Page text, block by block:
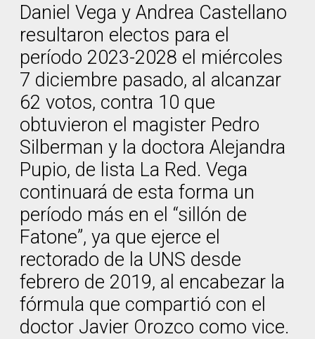
Daniel Vega y Andrea Castellano
resultaron electos para el
período 2023-2028 el miércoles
7 diciembre pasado, al alcanzar
62 votos, contra 10 que
obtuvieron el magister Pedro
Silberman y la doctora Alejandra
Pupio, de lista La Red. Vega
continuará de esta forma un
período más en el “sillón de
Fatone”, ya que ejerce el
rectorado de la UNS desde
febrero de 2019, al encabezar la
fórmula que compartió con el
doctor Javier Orozco como vice.